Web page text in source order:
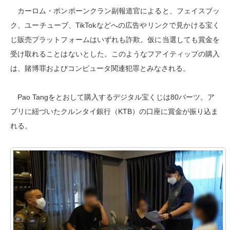
カーロム・ポンポーンクラン副報道官によると、フェイスブッ
ク、ユーチューブ、TikTokなどへの広告やリンクで見かける宝く
じ販売プラットフォームはいずれも詐欺。仮に当選しても賞金を
受け取れることはないとした。このようなフアイティップの購入
は、賭博罪およびコンピュータ関連犯罪とみなされる。
Pao Tangをとおして購入するデジタル宝くじは80バーツ。ア
プリに紐づいたクルンタイ銀行（KTB）の口座に賞金が振り込ま
れる。